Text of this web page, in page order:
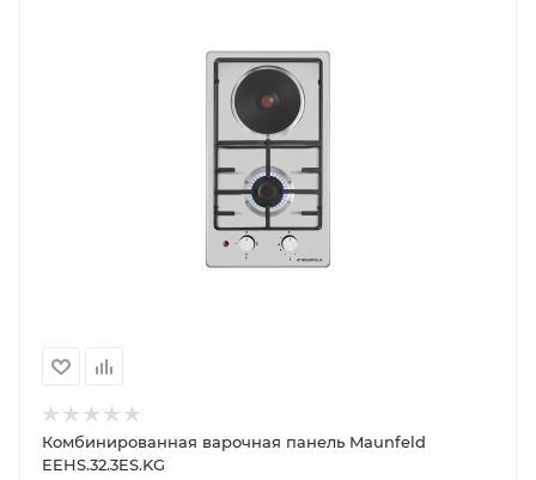
Комбинированная варочная панель Maunfeld
EEHS.32.3ES.KG